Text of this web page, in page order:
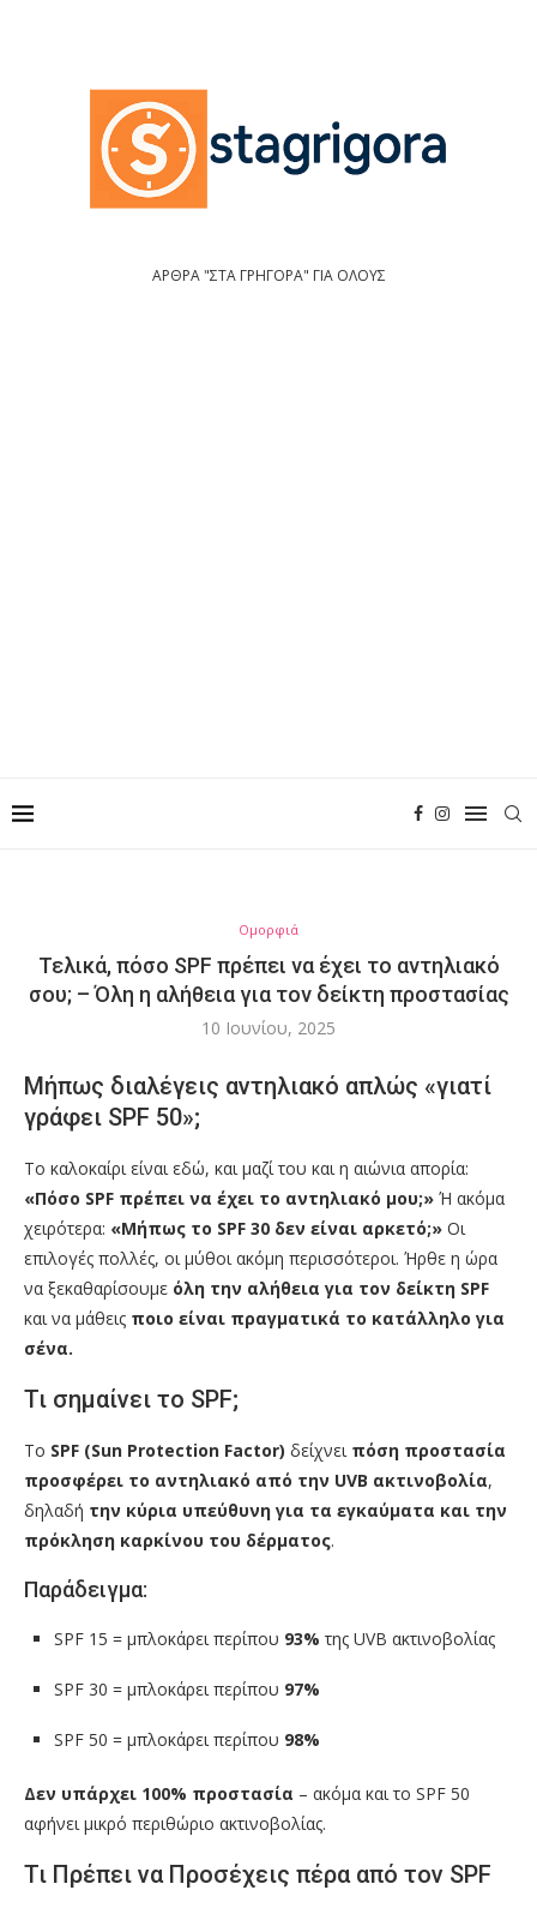
ΑΡΘΡΑ "ΣΤΑ ΓΡΗΓΟΡΑ" ΓΙΑ ΟΛΟΥΣ
Ομορφιά
Τελικά, πόσο SPF πρέπει να έχει το αντηλιακό
σου; – Όλη η αλήθεια για τον δείκτη προστασίας
10 Ιουνίου, 2025
Μήπως διαλέγεις αντηλιακό απλώς «γιατί
γράφει SPF 50»;
Το καλοκαίρι είναι εδώ, και μαζί του και η αιώνια απορία:
«Πόσο SPF πρέπει να έχει το αντηλιακό μου;» Ή ακόμα
χειρότερα: «Μήπως το SPF 30 δεν είναι αρκετό;» Οι
επιλογές πολλές, οι μύθοι ακόμη περισσότεροι. Ήρθε η ώρα
να ξεκαθαρίσουμε όλη την αλήθεια για τον δείκτη SPF
και να μάθεις ποιο είναι πραγματικά το κατάλληλο για
σένα.
Τι σημαίνει το SPF;
Το SPF (Sun Protection Factor) δείχνει πόση προστασία
προσφέρει το αντηλιακό από την UVB ακτινοβολία,
δηλαδή την κύρια υπεύθυνη για τα εγκαύματα και την
πρόκληση καρκίνου του δέρματος.
Παράδειγμα:
SPF 15 = μπλοκάρει περίπου 93% της UVB ακτινοβολίας
SPF 30 = μπλοκάρει περίπου 97%
SPF 50 = μπλοκάρει περίπου 98%
Δεν υπάρχει 100% προστασία – ακόμα και το SPF 50
αφήνει μικρό περιθώριο ακτινοβολίας.
Τι Πρέπει να Προσέχεις πέρα από τον SPF